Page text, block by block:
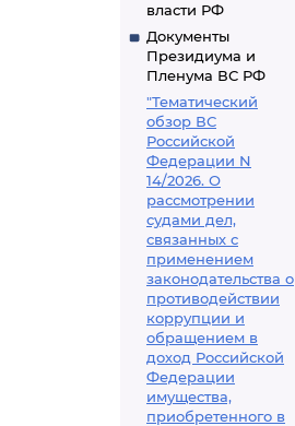
власти РФ
Документы
Президиума и
Пленума ВС РФ
"Тематический
обзор ВС
Российской
Федерации N
14/2026. О
рассмотрении
судами дел,
связанных с
применением
законодательства о
противодействии
коррупции и
обращением в
доход Российской
Федерации
имущества,
приобретенного в